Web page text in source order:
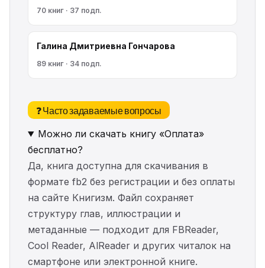
70 книг · 37 подп.
Галина Дмитриевна Гончарова
89 книг · 34 подп.
❓ Часто задаваемые вопросы
Можно ли скачать книгу «Оплата»
бесплатно?
Да, книга доступна для скачивания в
формате fb2 без регистрации и без оплаты
на сайте Книгизм. Файл сохраняет
структуру глав, иллюстрации и
метаданные — подходит для FBReader,
Cool Reader, AlReader и других читалок на
смартфоне или электронной книге.